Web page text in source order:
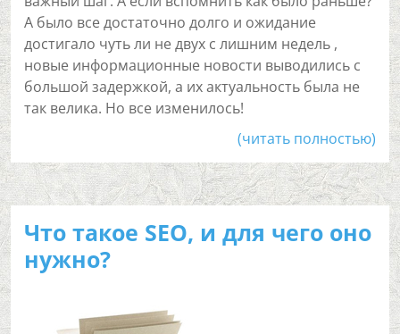
А было все достаточно долго и ожидание
достигало чуть ли не двух с лишним недель ,
новые информационные новости выводились с
большой задержкой, а их актуальность была не
так велика. Но все изменилось!
(читать полностью)
Что такое SEO, и для чего оно
нужно?